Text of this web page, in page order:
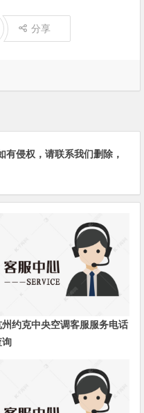
分享
有侵权，请联系我们删除，
州约克中央空调客服服务电话
询